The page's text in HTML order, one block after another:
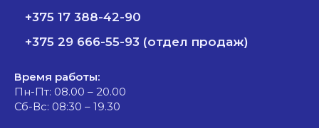
+375 17 388-42-90
+375 29 666-55-93 (отдел продаж)
Время работы:
Пн-Пт: 08.00 – 20.00
Сб-Вс: 08:30 – 19.30